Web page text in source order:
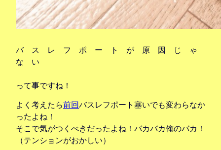
バ ス レ フ ポ ー ト が 原 因 じ ゃ
な い
って事ですね！
よく考えたら前回バスレフポート塞いでも変わらなか
ったよね！
そこで気がつくべきだったよね！バカバカ俺のバカ！
（テンションがおかしい）